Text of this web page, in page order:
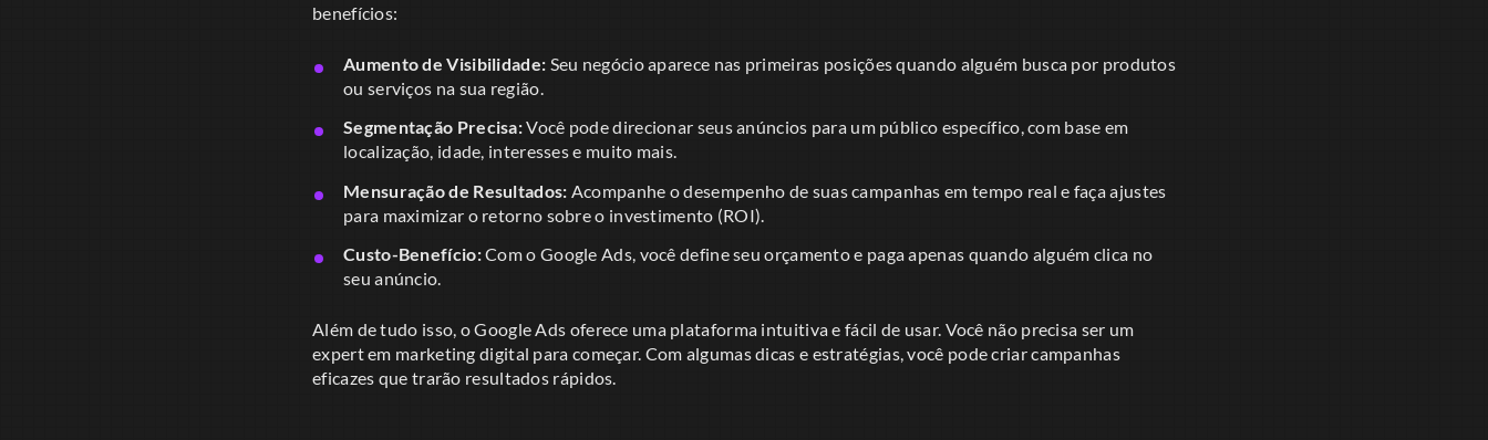
benefícios:
Aumento de Visibilidade: Seu negócio aparece nas primeiras posições quando alguém busca por produtos
ou serviços na sua região.
Segmentação Precisa:Você pode direcionar seus anúncios para um público específico, com base em
localização, idade, interesses e muito mais.
Mensuração de Resultados: Acompanhe o desempenho de suas campanhas em tempo real e faça ajustes
para maximizar o retorno sobre o investimento (ROI).
Custo-Benefício:Com o Google Ads, você define seu orçamento e paga apenas quando alguém clica no
seu anúncio.
Além de tudo isso, o Google Ads oferece uma plataforma intuitiva e fácil de usar. Você não precisa ser um
expert em marketing digital para começar. Com algumas dicas e estratégias, você pode criar campanhas
eficazes que trarão resultados rápidos.